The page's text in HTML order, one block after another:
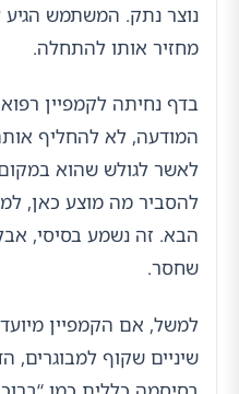
נוצר נתק. המשתמש הגיע
מחזיר אותו להתחלה.
בדף נחיתה לקמפיין
המודעה, לא להחליף
לאשר לגולש שהוא
להסביר מה מוצע כאן,
הבא. זה נשמע בסיסי,
שחסר.
למשל, אם הקמפיין
שיניים שקוף למבוגרים,